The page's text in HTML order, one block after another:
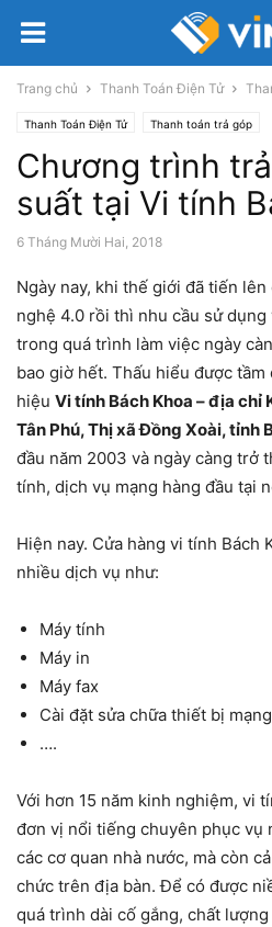
Trang chủ Thanh Toán Điện Tử
Thanh Toán Điện Tử Thanh toán trả góp
Chương trình
suất tại Vi tính
6 Tháng Mười Hai, 2018
Ngày nay, khi thế giới đã tiến
nghệ 4.0 rồi thì nhu cầu sử
trong quá trình làm việc ngày
bao giờ hết. Thấu hiểu được
hiệu Vi tính Bách Khoa – địa chỉ
Tân Phú, Thị xã Đồng Xoài, tỉnh
đầu năm 2003 và ngày càng trở
tính, dịch vụ mạng hàng đầu tại
Hiện nay. Cửa hàng vi tính Bách
nhiều dịch vụ như:
Máy tính
Máy in
Máy fax
Cài đặt sửa chữa thiết bị mạng
….
Với hơn 15 năm kinh nghiệm, vi
đơn vị nổi tiếng chuyên phục vụ
các cơ quan nhà nước, mà còn
chức trên địa bàn. Để có được
quá trình dài cố gắng, chất